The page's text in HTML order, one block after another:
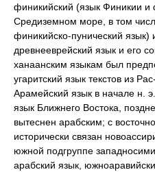
финикийский (язык Финикии и
Средиземном море, в том
финикийско-пунический язык)
древнееврейский язык и его
ханаанским языкам был
угаритский язык текстов из
Арамейский язык в начале н.
язык Ближнего Востока,
вытеснен арабским; с
исторически связан
южной подгруппе
арабский язык,